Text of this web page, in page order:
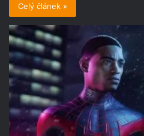
Celý článek »